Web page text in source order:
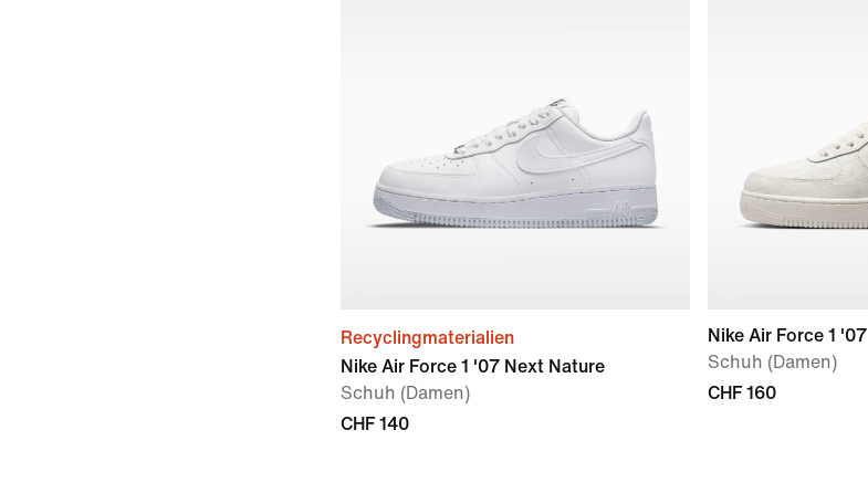
Recyclingmaterialien
Nike Air Force 1 '07 Next Nature
Schuh (Damen)
CHF 140
Nike Air Force 1 '07
Schuh (Damen)
CHF 160